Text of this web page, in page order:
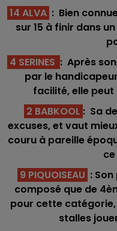
14 ALVA : Bien
sur 15 à finir dans
4 SERINES : Après
par le
facilité, elle
2 BABKOOL : Sa
excuses, et vaut
couru à pareille
9 PIQUOISEAU :
composé que de
pour cette catégorie,
stalles